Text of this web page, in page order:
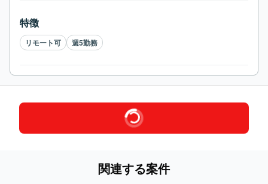
特徴
リモート可 週5勤務
関連する案件